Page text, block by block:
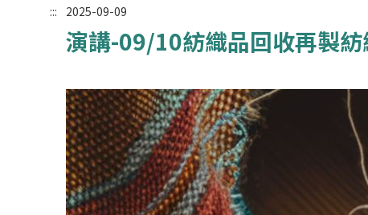
::: 2025-09-09
演講-09/10紡織品回收再製